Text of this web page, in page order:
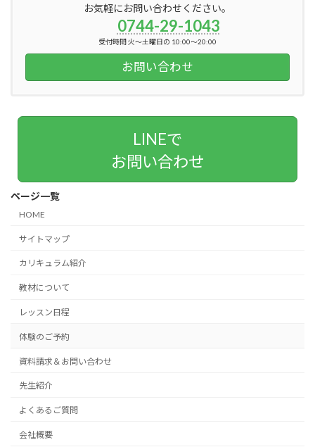
お気軽にお問い合わせください。
0744-29-1043
受付時間 火～土曜日の 10:00～20:00
お問い合わせ
LINEで
お問い合わせ
ページ一覧
HOME
サイトマップ
カリキュラム紹介
教材について
レッスン日程
体験のご予約
資料請求＆お問い合わせ
先生紹介
よくあるご質問
会社概要